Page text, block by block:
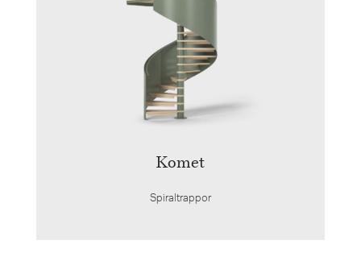
Komet
Spiraltrappor